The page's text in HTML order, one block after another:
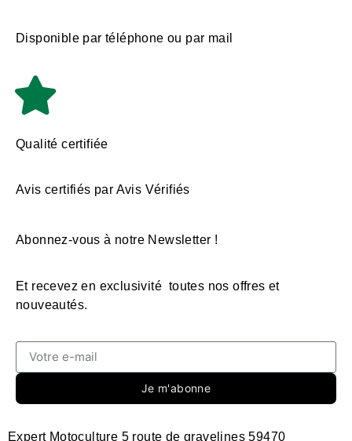
Disponible par téléphone ou par mail
Qualité certifiée
Avis certifiés par Avis Vérifiés
Abonnez-vous à notre Newsletter !
Et recevez en exclusivité toutes nos offres et
nouveautés.
Je m'abonne
Expert Motoculture 5 route de gravelines 59470